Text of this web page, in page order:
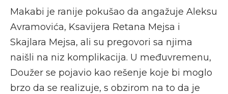
Makabi je ranije pokušao da angažuje Aleksu
Avramovića, Ksavijera Retana Mejsa i
Skajlara Mejsa, ali su pregovori sa njima
naišli na niz komplikacija. U međuvremenu,
Doužer se pojavio kao rešenje koje bi moglo
brzo da se realizuje, s obzirom na to da je